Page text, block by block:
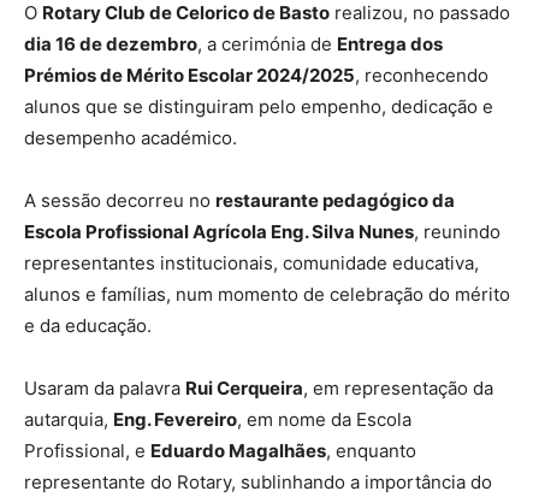
O Rotary Club de Celorico de Basto realizou, no passado
dia 16 de dezembro, a cerimónia de Entrega dos
Prémios de Mérito Escolar 2024/2025, reconhecendo
alunos que se distinguiram pelo empenho, dedicação e
desempenho académico.
A sessão decorreu no restaurante pedagógico da
Escola Profissional Agrícola Eng. Silva Nunes, reunindo
representantes institucionais, comunidade educativa,
alunos e famílias, num momento de celebração do mérito
e da educação.
Usaram da palavra Rui Cerqueira, em representação da
autarquia, Eng. Fevereiro, em nome da Escola
Profissional, e Eduardo Magalhães, enquanto
representante do Rotary, sublinhando a importância do